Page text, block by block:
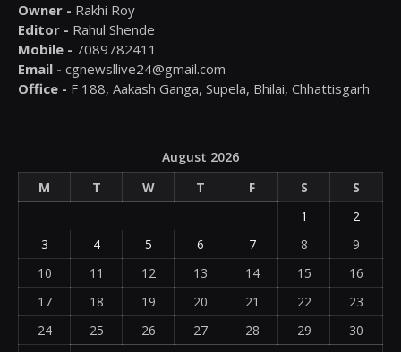
Owner - Rakhi Roy
Editor - Rahul Shende
Mobile - 7089782411
Email - cgnewsllive24@gmail.com
Office - F 188, Aakash Ganga, Supela, Bhilai, Chhattisgarh
August 2026
M
T W T F S
S
1
2
3
4 5 6 7 8
9
10
11 12 13 14 15
16
17
18 19 20 21 22
23
24
25 26 27 28 29
30